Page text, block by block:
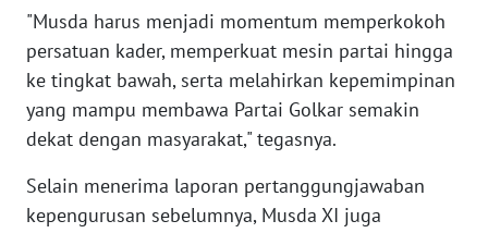
"Musda harus menjadi momentum memperkokoh
persatuan kader, memperkuat mesin partai hingga
ke tingkat bawah, serta melahirkan kepemimpinan
yang mampu membawa Partai Golkar semakin
dekat dengan masyarakat," tegasnya.
Selain menerima laporan pertanggungjawaban
kepengurusan sebelumnya, Musda XI juga
WN
NTB
WN
WN